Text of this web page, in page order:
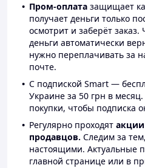
Пром-оплата защищает
получает деньги только
осмотрит и заберёт
деньги автоматически
нужно переплачивать за
почте.
С подпиской Smart —
Украине за 50 грн в
покупки, чтобы подписка
Регулярно проходят
продавцов. Следим за
настоящими. Актуальные
главной странице или в